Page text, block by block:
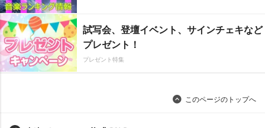
試写会、登壇イベント、サインチェキなど
プレゼント！
プレゼント特集
このページのトップへ